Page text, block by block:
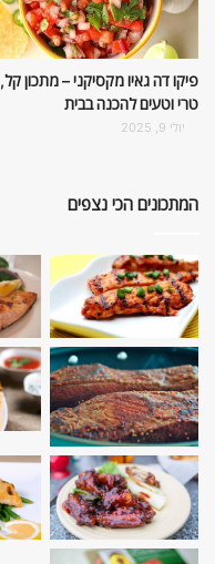
פיקו דה גאיו מקסיקני – מתכון קל,
טרי וטעים להכנה בבית
יולי 9, 2025
המתכונים הכי נצפים